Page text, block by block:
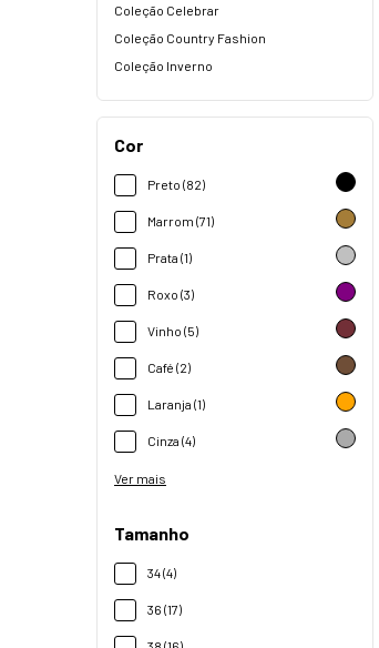
Coleção Celebrar
Coleção Country Fashion
Coleção Inverno
Cor
Preto (82)
Marrom (71)
Prata (1)
Roxo (3)
Vinho (5)
Café (2)
Laranja (1)
Cinza (4)
Ver mais
Tamanho
34 (4)
36 (17)